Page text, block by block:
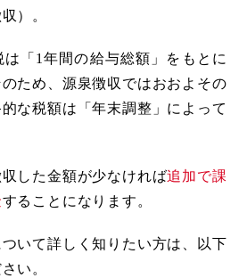
）。
「1年間の給与総額」をもとに
ため、源泉徴収ではおおよその
な税額は「年末調整」によって
した金額が少なければ追加で課
することになります。
いて詳しく知りたい方は、以下
い。